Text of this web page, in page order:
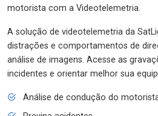
motorista com a Videotelemetria.
A solução de videotelemetria da
distrações e comportamentos de
análise de imagens. Acesse as
incidentes e orientar melhor sua
Análise de condução do